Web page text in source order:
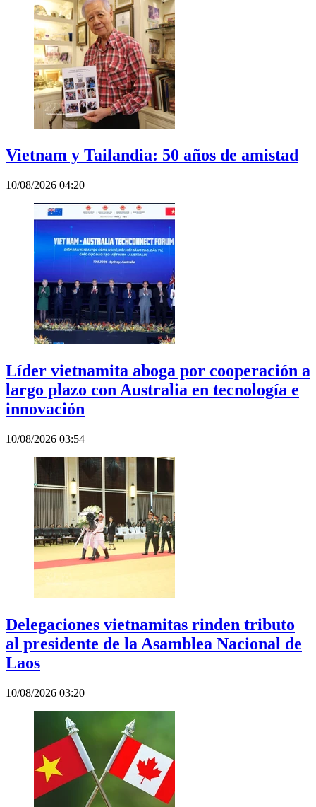
Vietnam y Tailandia: 50 años de amistad
10/08/2026 04:20
Líder vietnamita aboga por cooperación a
largo plazo con Australia en tecnología e
innovación
10/08/2026 03:54
Delegaciones vietnamitas rinden tributo
al presidente de la Asamblea Nacional de
Laos
10/08/2026 03:20